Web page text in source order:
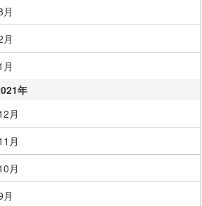
月
月
月
年
月
月
月
月